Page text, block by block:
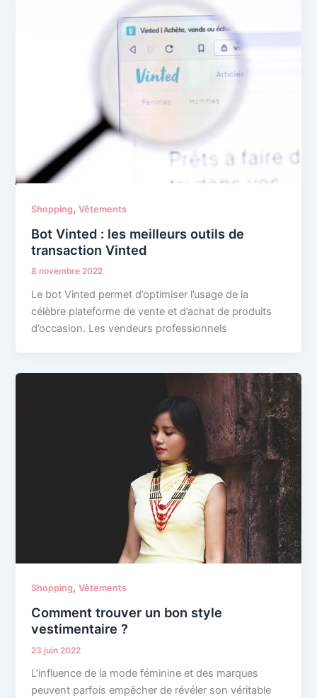
Shopping,Vêtements
Bot Vinted : les meilleurs outils de
transaction Vinted
8 novembre 2022
Le bot Vinted permet d’optimiser l’usage de la
célèbre plateforme de vente et d’achat de produits
d’occasion. Les vendeurs professionnels
Shopping,Vêtements
Comment trouver un bon style
vestimentaire ?
23 juin 2022
L’influence de la mode féminine et des marques
peuvent parfois empêcher de révéler son véritable